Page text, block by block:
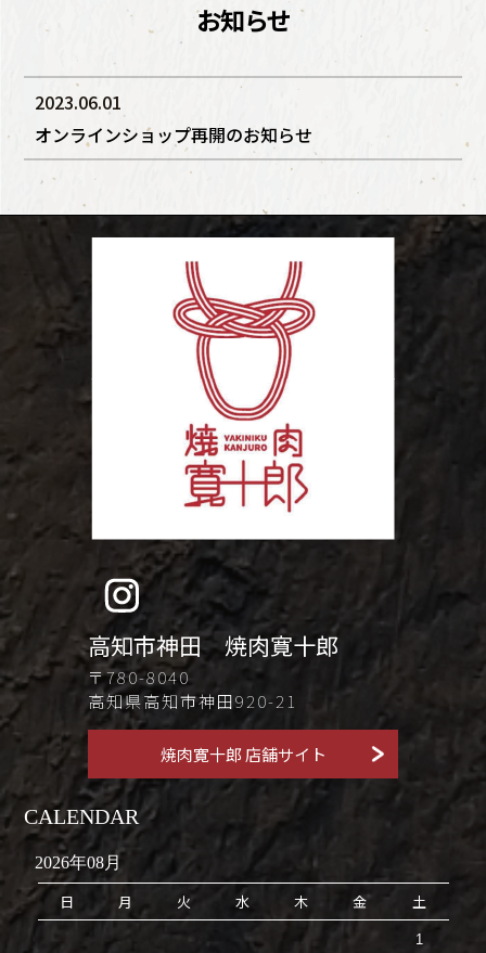
お知らせ
2023.06.01
オンラインショップ再開のお知らせ
高知市神田 焼肉寛十郎
〒780-8040
高知県高知市神田920-21
焼肉寛十郎 店舗サイト
CALENDAR
2026年08月
日 月 火 水 木 金 土
1